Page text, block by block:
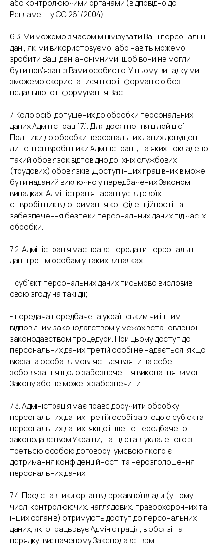
або контролюючими органами (відповідно до
Регламенту ЄС 261/2004).
6.3. Ми можемо з часом мінімізувати Ваші персональні
дані, які ми використовуємо, або навіть можемо
зробити Ваші дані анонімними, щоб вони не могли
бути пов'язані з Вами особисто. У цьому випадку ми
зможемо скористатися цією інформацією без
подальшого інформування Вас.
7. Коло осіб, допущених до обробки персональних
даних Адміністрації 7.1. Для досягнення цілей цієї
Політики до обробки персональних даних допущені
лише ті співробітники Адміністрації, на яких покладено
такий обов'язок відповідно до їхніх службових
(трудових) обов'язків. Доступ інших працівників може
бути наданий виключно у передбачених Законом
випадках. Адміністрація гарантує від своїх
співробітників дотримання конфіденційності та
забезпечення безпеки персональних даних під час їх
обробки.
7.2. Адміністрація має право передати персональні
дані третім особам у таких випадках:
- суб'єкт персональних даних письмово висловив
свою згоду на такі дії;
- передача передбачена українським чи іншим
відповідним законодавством у межах встановленої
законодавством процедури. При цьому доступ до
персональних даних третій особі не надається, якщо
вказана особа відмовляється взяти на себе
зобов'язання щодо забезпечення виконання вимог
Закону або не може їх забезпечити.
7.3. Адміністрація має право доручити обробку
персональних даних третій особі за згодою суб'єкта
персональних даних, якщо інше не передбачено
законодавством України, на підставі укладеного з
третьою особою договору, умовою якого є
дотримання конфіденційності та нерозголошення
персональних даних.
7.4. Представники органів державної влади (у тому
числі контролюючих, наглядових, правоохоронних та
інших органів) отримують доступ до персональних
даних, які опрацьовує Адміністрація, в обсязі та
порядку, визначеному Законодавством.